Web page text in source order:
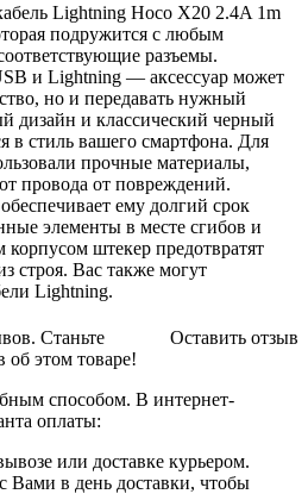
Lightning Hoco X20 2.4A 1m
подружится с любым
разъемы.
и Lightning — аксессуар может
но и передавать нужный
дизайн и классический черный
в стиль вашего смартфона. Для
прочные материалы,
провода от повреждений.
ему долгий срок
элементы в месте сгибов и
штекер предотвратят
строя. Вас также могут
Lightning.
Оставить отзыв
Станьте
об этом товаре!
способом. В интернет-
оплаты:
или доставке курьером.
Вами в день доставки, чтобы